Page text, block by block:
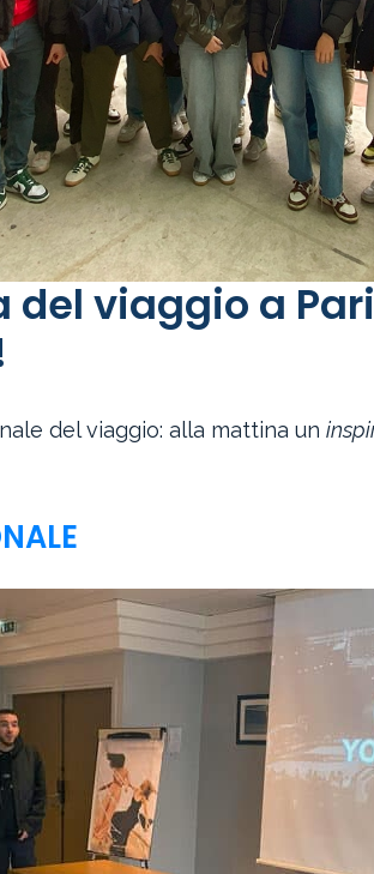
del viaggio a
del viaggio: alla mattina un